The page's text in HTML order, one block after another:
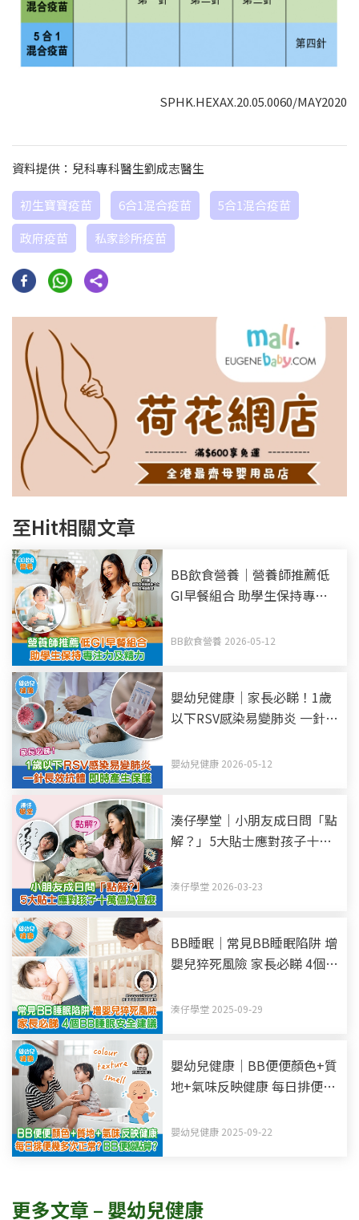
SPHK.HEXAX.20.05.0060/MAY2020
資料提供：兒科專科醫生劉成志醫生
初生寶寶疫苗 6合1混合疫苗
5合1混合疫苗
政府疫苗
私家診所疫苗
至Hit相關文章
BB飲食營養｜營養師推薦低
GI早餐組合 助學生保持專注
BB飲食營養 2026-05-12
嬰幼兒健康｜家長必睇！1歲
以下RSV感染易變肺炎 一針長
嬰幼兒健康 2026-05-12
湊仔學堂｜小朋友成日問「點
解？」5大貼士應對孩子十萬
湊仔學堂 2026-03-23
BB睡眠｜常見BB睡眠陷阱 增
嬰兒猝死風險 家長必睇 4個
湊仔學堂 2025-09-29
嬰幼兒健康｜BB便便顏色+質
地+氣味反映健康 每日排便幾
嬰幼兒健康 2025-09-22
更多文章 – 嬰幼兒健康